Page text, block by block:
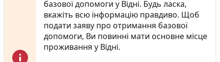
базової допомоги у Відні. Будь ласка,
вкажіть всю інформацію правдиво. Щоб
подати заяву про отримання базової
допомоги, Ви повинні мати основне місце
проживання у Відні.